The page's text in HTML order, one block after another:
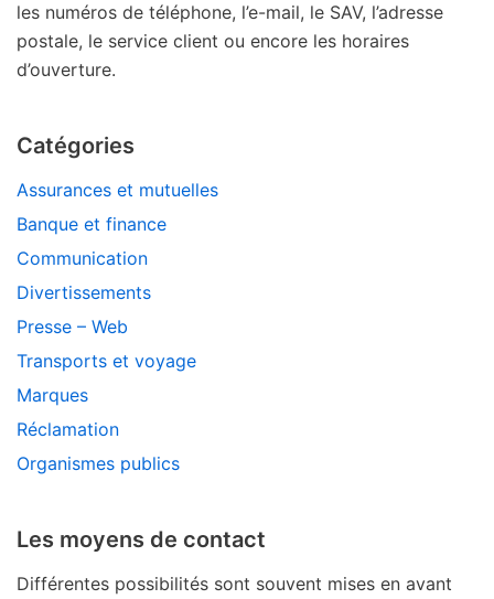
les numéros de téléphone, l’e-mail, le SAV, l’adresse
postale, le service client ou encore les horaires
d’ouverture.
Catégories
Assurances et mutuelles
Banque et finance
Communication
Divertissements
Presse – Web
Transports et voyage
Marques
Réclamation
Organismes publics
Les moyens de contact
Différentes possibilités sont souvent mises en avant